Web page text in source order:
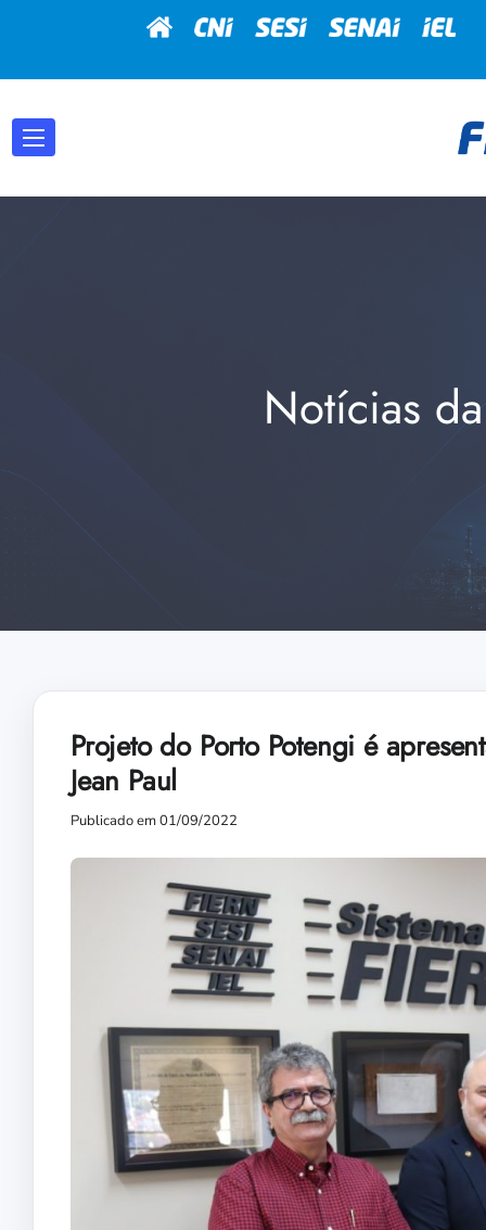
Notícias
Projeto do Porto Potengi é
Jean Paul
Publicado em 01/09/2022